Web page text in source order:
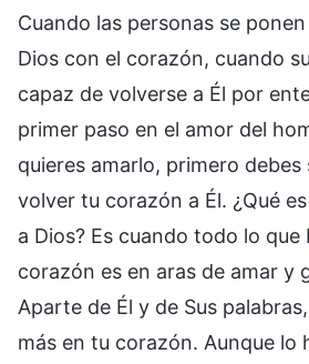
Cuando las personas se
Dios con el corazón, cuando
capaz de volverse a Él por
primer paso en el amor del
quieres amarlo, primero debes
volver tu corazón a Él. ¿Qué
a Dios? Es cuando todo lo que
corazón es en aras de amar y
Aparte de Él y de Sus
más en tu corazón. Aunque lo